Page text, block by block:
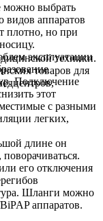
можно выбрать
видов аппаратов
но при
эксплуатации
Подключение
этот
с разными
легких,
длине он
его отключения
Шланги можно
аппаратов.
техники.
товаров для